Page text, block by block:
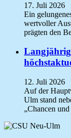
17. Juli 2026
Ein
wertvoller
prägten den
12. Juli 2026
Auf der
Ulm stand
„Chancen